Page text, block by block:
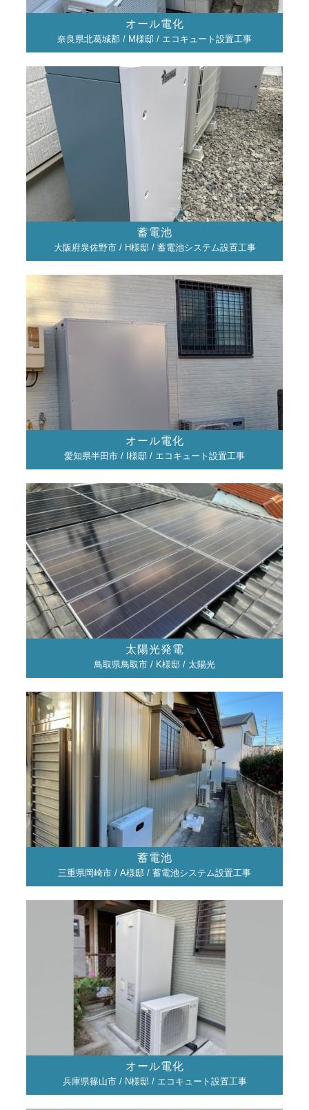
オール電化
奈良県北葛城郡 / M様邸 / エコキュート設置工事
蓄電池
大阪府泉佐野市 / H様邸 / 蓄電池システム設置工事
オール電化
愛知県半田市 / I様邸 / エコキュート設置工事
太陽光発電
鳥取県鳥取市 / K様邸 / 太陽光
蓄電池
三重県岡崎市 / A様邸 / 蓄電池システム設置工事
オール電化
兵庫県篠山市 / N様邸 / エコキュート設置工事